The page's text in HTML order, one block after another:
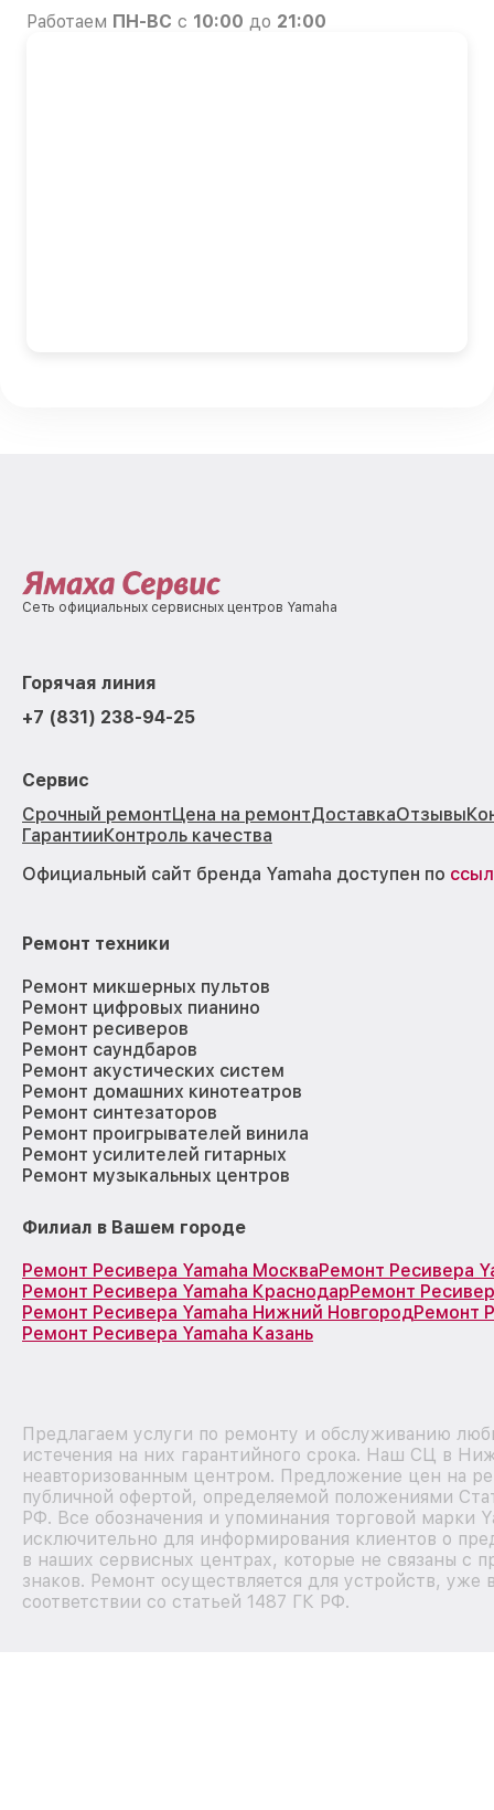
Работаем ПН-ВС с 10:00 до 21:00
Сеть официальных сервисных центров Yamaha
Горячая линия
+7 (831) 238-94-25
Сервис
Срочный ремонтЦена на ремонтДоставкаОтзывы
ГарантииКонтроль качества
Официальный сайт бренда Yamaha доступен по
Ремонт техники
Ремонт микшерных пультов
Ремонт цифровых пианино
Ремонт ресиверов
Ремонт саундбаров
Ремонт акустических систем
Ремонт домашних кинотеатров
Ремонт синтезаторов
Ремонт проигрывателей винила
Ремонт усилителей гитарных
Ремонт музыкальных центров
Филиал в Вашем городе
Ремонт Ресивера Yamaha МоскваРемонт Ресивера
Ремонт Ресивера Yamaha КраснодарРемонт
Ремонт Ресивера Yamaha Нижний НовгородРемонт
Ремонт Ресивера Yamaha Казань
Предлагаем услуги по ремонту и обслуживанию
истечения на них гарантийного срока. Наш СЦ в
неавторизованным центром. Предложение цен на
публичной офертой, определяемой положениями
РФ. Все обозначения и упоминания торговой марки
исключительно для информирования клиентов о
в наших сервисных центрах, которые не связаны с
знаков. Ремонт осуществляется для устройств,
соответствии со статьей 1487 ГК РФ.